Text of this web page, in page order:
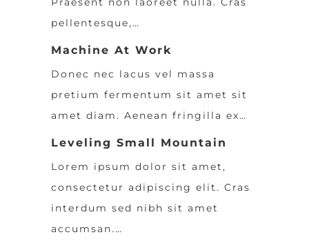
pellentesque,…
Machine At Work
Donec nec lacus vel massa
pretium fermentum sit amet sit
amet diam. Aenean fringilla ex…
Leveling Small Mountain
Lorem ipsum dolor sit amet,
consectetur adipiscing elit. Cras
interdum sed nibh sit amet
accumsan.…